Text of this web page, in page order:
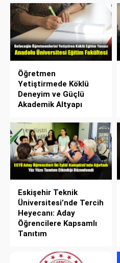
Öğretmen
Yetiştirmede Köklü
Deneyim ve Güçlü
Akademik Altyapı
Eskişehir Teknik
Üniversitesi’nde Tercih
Heyecanı: Aday
Öğrencilere Kapsamlı
Tanıtım